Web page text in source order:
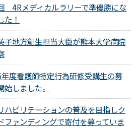
4Rメディカルラリーで準優勝にな
た！
子地方創生担当大臣が熊本大学病院
度看護師特定行為研修受講生の募
始しました。
ハビリテーションの普及を目指しク
ファンディングで寄付を募っていま